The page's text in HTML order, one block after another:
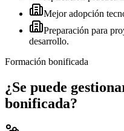
Mejor adopción
Preparación para
desarrollo.
Formación bonificada
¿Se puede
bonificada?